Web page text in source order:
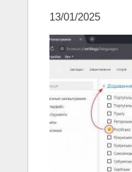
13/01/2025